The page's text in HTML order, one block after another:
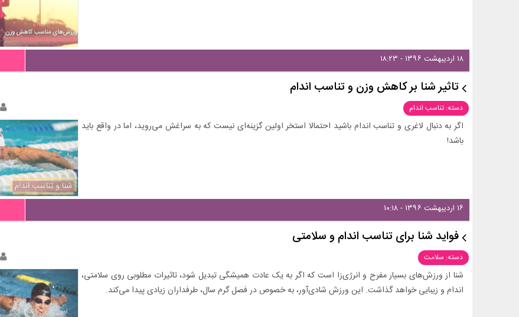
۱۸ اردیبهشت ۱۳۹۶ - ۱۸:۲۳
تاثیر شنا بر کاهش وزن و تناسب اندام
دسته: تناسب اندام
اگر به دنبال لاغری و تناسب اندام باشید احتمالا استخر اولین گزینه‌ای نیست که به سراغش می‌روید، اما در واقع باید
باشد!
۱۶ اردیبهشت ۱۳۹۶ - ۱۰:۱۸
فواید شنا برای تناسب اندام و سلامتی
دسته: سلامت
شنا از ورزش‌های بسیار مفرح و انرژی‌زا است که اگر به یک عادت همیشگی تبدیل شود، تاثیرات مطلوبی روی سلامتی،
اندام و زیبایی خواهد گذاشت. این ورزش شادی‌آور، به خصوص در فصل گرم سال، طرفداران زیادی پیدا می‌کند.